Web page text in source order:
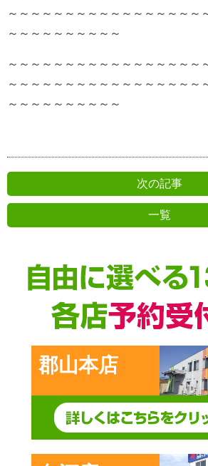
～～～～～～～～～～～～～～～～～
～～～～～～～～～～
～～～～～～～～～～～～～～～～～
～～～～～～～～～～～～～～～～～
～～～～～～～～～～
次の記事
一覧
郡山本店